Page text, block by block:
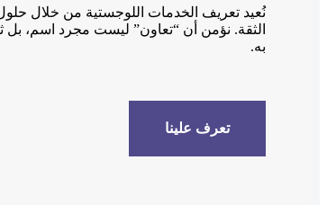
نُعيد تعريف الخدمات اللوجستية من خلال
الثقة. نؤمن أن “تعاون” ليست مجرد اسم،
به.
تعرف علينا